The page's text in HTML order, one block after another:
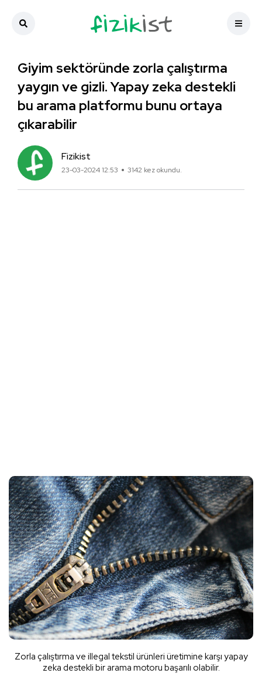
Giyim sektöründe zorla çalıştırma
yaygın ve gizli. Yapay zeka destekli
bu arama platformu bunu ortaya
çıkarabilir
Fizikist
23-03-2024 12:53 3142 kez okundu.
Zorla çalıştırma ve illegal tekstil ürünleri üretimine karşı yapay
zeka destekli bir arama motoru başarılı olabilir.